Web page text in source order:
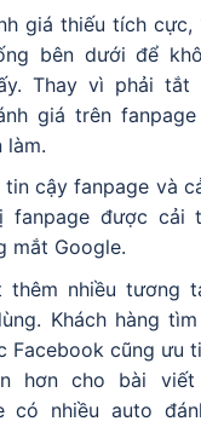
giá thiếu tích cực,
bên dưới để
Thay vì phải tắt
giá trên fanpage
làm.
tin cậy fanpage và
fanpage được cải
mắt Google.
thêm nhiều tương
Khách hàng
Facebook cũng ưu
hơn cho bài viết
có nhiều auto